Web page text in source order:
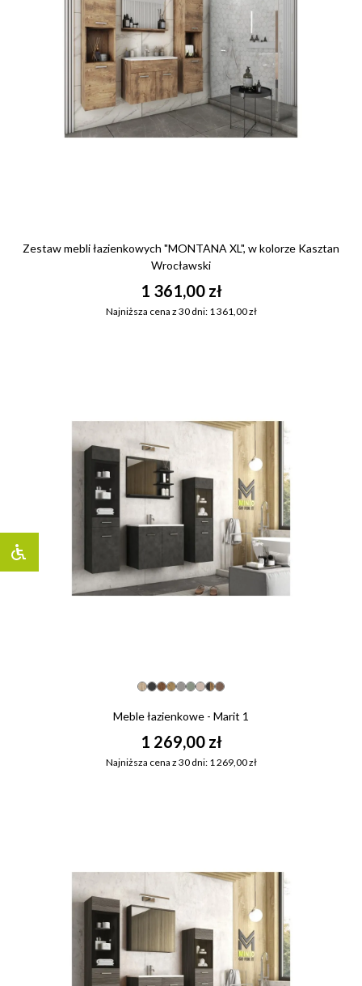
Zestaw mebli łazienkowych "MONTANA XL", w kolorze Kasztan
Wrocławski
1 361,00 zł
Najniższa cena z 30 dni: 1 361,00 zł
Meble łazienkowe - Marit 1
1 269,00 zł
Najniższa cena z 30 dni: 1 269,00 zł